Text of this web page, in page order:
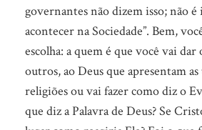
governantes não dizem isso; não é
acontecer na Sociedade”. Bem,
escolha: a quem é que você vai dar
outros, ao Deus que apresentam as
religiões ou vai fazer como diz o
que diz a Palavra de Deus? Se